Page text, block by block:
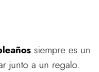
siempre es un
junto a un regalo.